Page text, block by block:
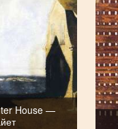
House —